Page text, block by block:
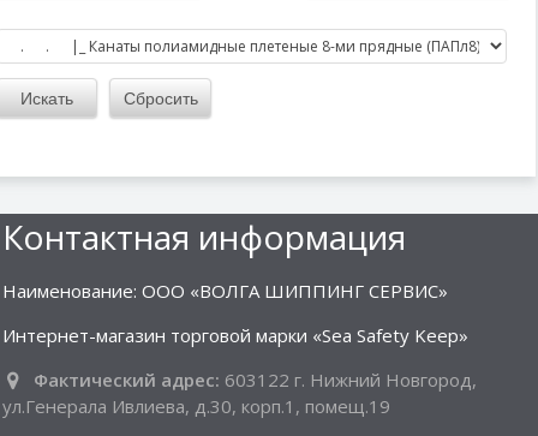
Контактная информация
Наименование: ООО «ВОЛГА ШИППИНГ СЕРВИС»
Интернет-магазин торговой марки «Sea Safety Keep»
Фактический адрес: 603122 г. Нижний Новгород,
ул.Генерала Ивлиева, д.30, корп.1, помещ.19